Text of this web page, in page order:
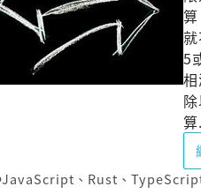
5
JavaScript 、 Rust 、